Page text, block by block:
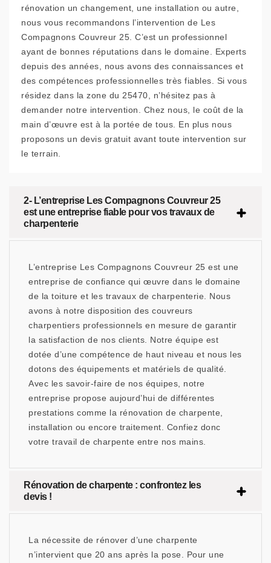
rénovation un changement, une installation ou autre,
nous vous recommandons l’intervention de Les
Compagnons Couvreur 25. C’est un professionnel
ayant de bonnes réputations dans le domaine. Experts
depuis des années, nous avons des connaissances et
des compétences professionnelles très fiables. Si vous
résidez dans la zone du 25470, n’hésitez pas à
demander notre intervention. Chez nous, le coût de la
main d’œuvre est à la portée de tous. En plus nous
proposons un devis gratuit avant toute intervention sur
le terrain.
2- L’entreprise Les Compagnons Couvreur 25
est une entreprise fiable pour vos travaux de
charpenterie
L’entreprise Les Compagnons Couvreur 25 est une
entreprise de confiance qui œuvre dans le domaine
de la toiture et les travaux de charpenterie. Nous
avons à notre disposition des couvreurs
charpentiers professionnels en mesure de garantir
la satisfaction de nos clients. Notre équipe est
dotée d’une compétence de haut niveau et nous les
dotons des équipements et matériels de qualité.
Avec les savoir-faire de nos équipes, notre
entreprise propose aujourd’hui de différentes
prestations comme la rénovation de charpente,
installation ou encore traitement. Confiez donc
votre travail de charpente entre nos mains.
Rénovation de charpente : confrontez les
devis !
La nécessite de rénover d’une charpente
n’intervient que 20 ans après la pose. Pour une